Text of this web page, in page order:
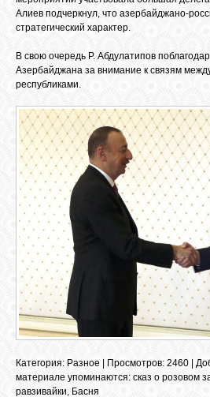
ГОСТЕВАЯ
О САЙТЕ
ФОТО
ВИДЕО
МУЗЫКА
САЙТЫ
ОБЪЯВЛЕНИЯ
ОТВЕТЫ
Алиев подчеркнул, что азербайджано-
стратегический характер.
В свою очередь Р. Абдулатипов
Азербайджана за внимание к связям
республиками.
Категория: Разное Просмотров: 2460 |
материале упоминаются: сказ о розовом
равзивайки, Басня